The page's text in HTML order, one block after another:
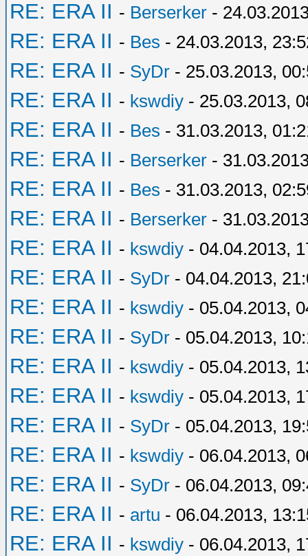
RE: ERA II - Berserker -
RE: ERA II - Bes - 24.03.2013,
RE: ERA II - SyDr - 25.03.2013,
RE: ERA II - kswdiy - 25.03.2013,
RE: ERA II - Bes - 31.03.2013,
RE: ERA II - Berserker -
RE: ERA II - Bes - 31.03.2013,
RE: ERA II - Berserker -
RE: ERA II - kswdiy - 04.04.2013,
RE: ERA II - SyDr - 04.04.2013,
RE: ERA II - kswdiy - 05.04.2013,
RE: ERA II - SyDr - 05.04.2013,
RE: ERA II - kswdiy - 05.04.2013,
RE: ERA II - kswdiy - 05.04.2013,
RE: ERA II - SyDr - 05.04.2013,
RE: ERA II - kswdiy - 06.04.2013,
RE: ERA II - SyDr - 06.04.2013,
RE: ERA II - artu - 06.04.2013,
RE: ERA II - kswdiy - 06.04.2013,